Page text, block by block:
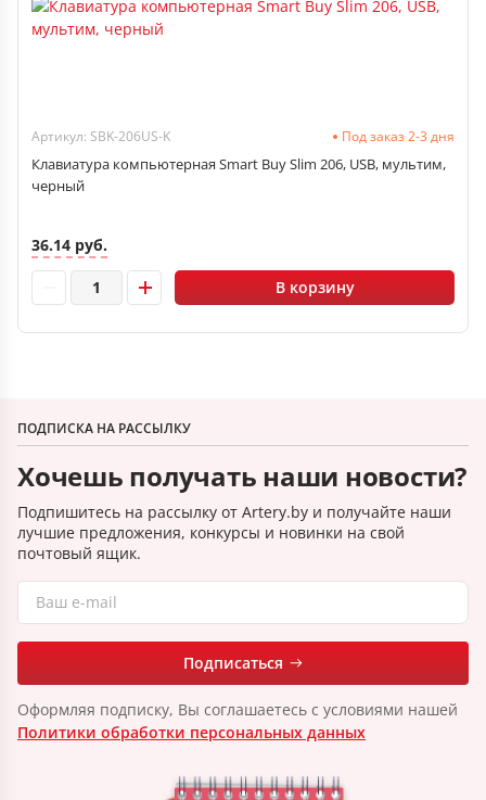
Артикул: SBK-206US-K Под заказ 2-3 дня
Клавиатура компьютерная Smart Buy Slim 206, USB, мультим,
черный
36.14 руб.
В корзину
ПОДПИСКА НА РАССЫЛКУ
Хочешь получать наши новости?
Подпишитесь на рассылку от Artery.by и получайте наши
лучшие предложения, конкурсы и новинки на свой
почтовый ящик.
Подписаться
Оформляя подписку, Вы соглашаетесь с условиями нашей
Политики обработки персональных данных